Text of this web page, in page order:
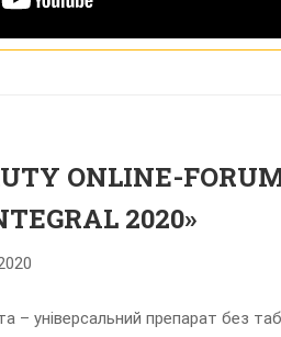
ONLINE-
2020»
– універсальний препарат без